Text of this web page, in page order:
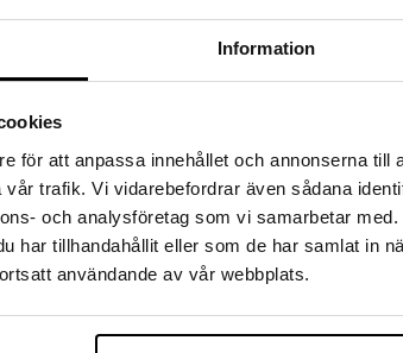
Information
för att anpassa innehållet och annonserna till
trafik. Vi vidarebefordrar även sådana
och analysföretag som vi samarbetar
har tillhandahållit eller som de har samlat in
användande av vår webbplats.
paratiisimaisia viboja, kun taas hoitava
rakkautta ja nauttia kesäisestä
käyttöön
ihoa
ja raikkaaksi